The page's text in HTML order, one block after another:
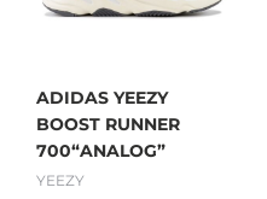
ADIDAS YEEZY
BOOST RUNNER
700“ANALOG”
YEEZY